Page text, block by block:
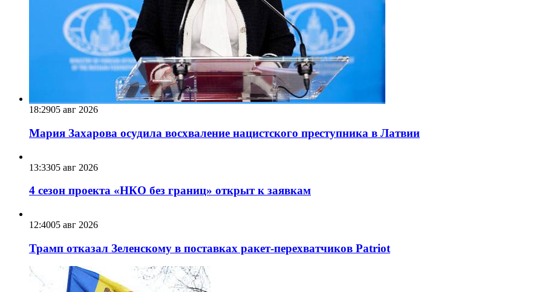
18:2905 авг 2026
Мария Захарова осудила восхваление нацистского преступника в Латвии
13:3305 авг 2026
4 сезон проекта «НКО без границ» открыт к заявкам
12:4005 авг 2026
Трамп отказал Зеленскому в поставках ракет-перехватчиков Patriot